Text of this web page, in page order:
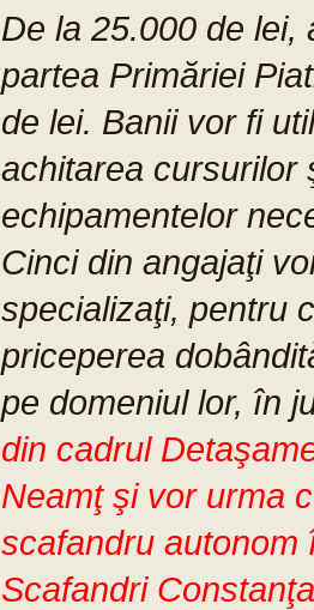
De la 25.000 de lei,
partea Primăriei
de lei. Banii vor fi
achitarea cursurilor
echipamentelor
Cinci din angajaţi
specializaţi, pentru
priceperea
pe domeniul lor, în
din cadrul
Neamţ şi vor urma
scafandru autonom
Scafandri